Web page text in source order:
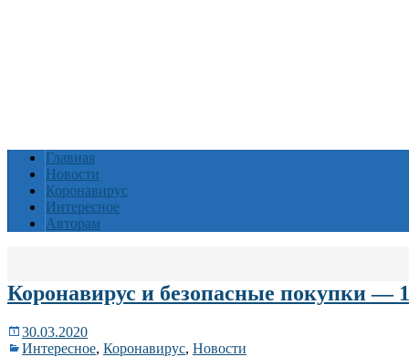
Главная
Новости
Коронавирус
Интересное
Авторам
Коронавирус и безопасные покупки —
30.03.2020
Интересное, Коронавирус, Новости